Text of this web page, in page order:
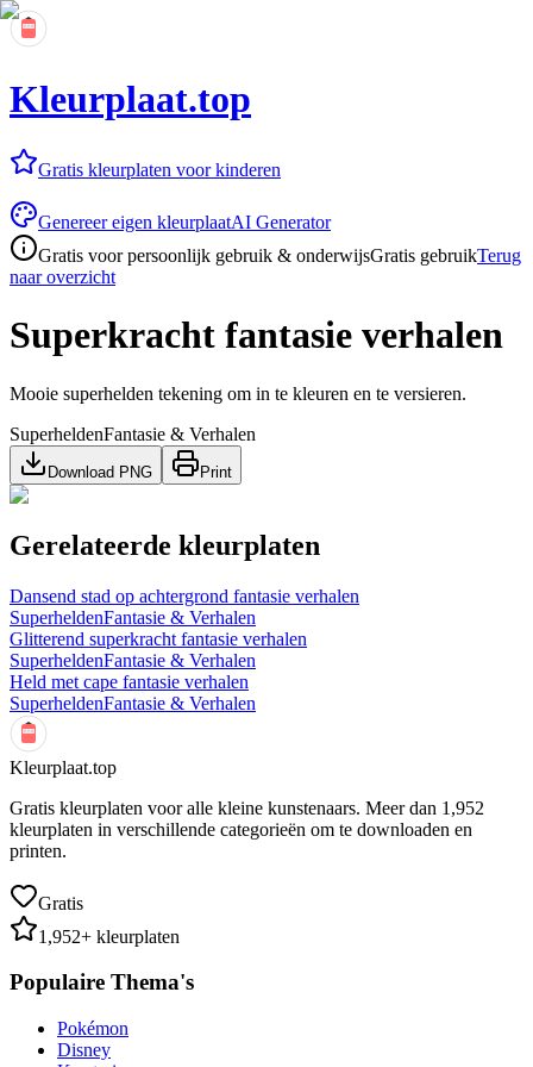
Kleurplaat.top
Gratis kleurplaten voor kinderen
Genereer eigen kleurplaatAI Generator
Gratis voor persoonlijk gebruik & onderwijsGratis gebruikTerug
naar overzicht
Superkracht fantasie verhalen
Mooie superhelden tekening om in te kleuren en te versieren.
SuperheldenFantasie & Verhalen
Download PNG Print
Gerelateerde kleurplaten
Dansend stad op achtergrond fantasie verhalen
SuperheldenFantasie & Verhalen
Glitterend superkracht fantasie verhalen
SuperheldenFantasie & Verhalen
Held met cape fantasie verhalen
SuperheldenFantasie & Verhalen
Kleurplaat.top
Gratis kleurplaten voor alle kleine kunstenaars. Meer dan 1,952
kleurplaten in verschillende categorieën om te downloaden en
printen.
Gratis
1,952+ kleurplaten
Populaire Thema's
Pokémon
Disney